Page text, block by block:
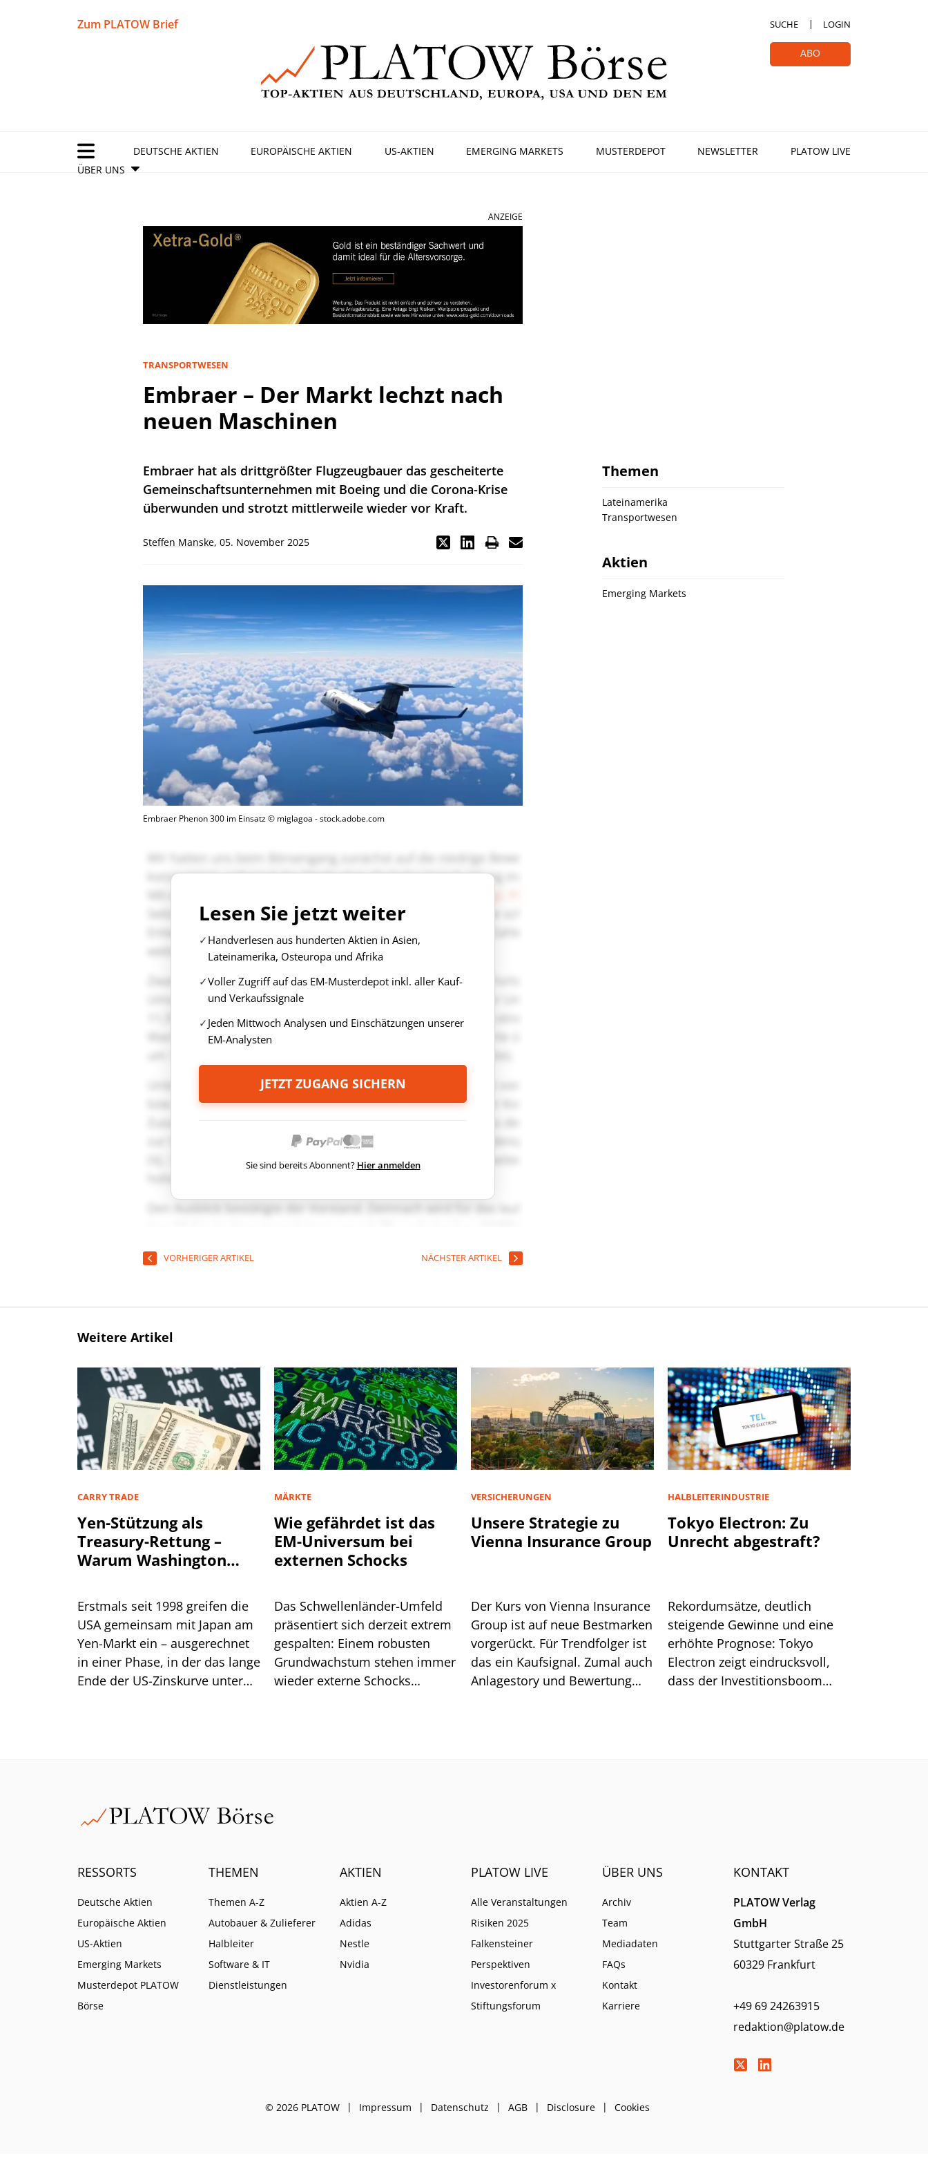
Zum PLATOW Brief SUCHE LOGIN
ABO
DEUTSCHE AKTIEN EUROPÄISCHE AKTIEN US-AKTIEN EMERGING MARKETS MUSTERDEPOT NEWSLETTER
PLATOW LIVE
ÜBER UNS
ANZEIGE
TRANSPORTWESEN
Embraer – Der Markt lechzt nach
neuen Maschinen
Embraer hat als drittgrößter Flugzeugbauer das gescheiterte
Gemeinschaftsunternehmen mit Boeing und die Corona-Krise
überwunden und strotzt mittlerweile wieder vor Kraft.
Steffen Manske, 05. November 2025
Embraer Phenon 300 im Einsatz © miglagoa - stock.adobe.com
Lesen Sie jetzt weiter
Handverlesen aus hunderten Aktien in Asien,
Lateinamerika, Osteuropa und Afrika
Voller Zugriff auf das EM-Musterdepot inkl. aller Kauf-
und Verkaufssignale
Jeden Mittwoch Analysen und Einschätzungen unserer
EM-Analysten
JETZT ZUGANG SICHERN
Sie sind bereits Abonnent? Hier anmelden
VORHERIGER ARTIKEL NÄCHSTER ARTIKEL
Themen
Lateinamerika
Transportwesen
Aktien
Emerging Markets
Weitere Artikel
CARRY TRADE
Yen-Stützung als
Treasury-Rettung –
Warum Washington
will
Erstmals seit 1998 greifen die
USA gemeinsam mit Japan am
Yen-Markt ein – ausgerechnet
in einer Phase, in der das lange
Ende der US-Zinskurve unter
MÄRKTE
Wie gefährdet ist das
EM-Universum bei
externen Schocks
Das Schwellenländer-Umfeld
präsentiert sich derzeit extrem
gespalten: Einem robusten
Grundwachstum stehen immer
wieder externe Schocks
VERSICHERUNGEN
Unsere Strategie zu
Vienna Insurance Group
Der Kurs von Vienna Insurance
Group ist auf neue Bestmarken
vorgerückt. Für Trendfolger ist
das ein Kaufsignal. Zumal auch
Anlagestory und Bewertung
HALBLEITERINDUSTRIE
Tokyo Electron: Zu
Unrecht abgestraft?
Rekordumsätze, deutlich
steigende Gewinne und eine
erhöhte Prognose: Tokyo
Electron zeigt eindrucksvoll,
dass der Investitionsboom
RESSORTS
Deutsche Aktien
Europäische Aktien
US-Aktien
Emerging Markets
Musterdepot PLATOW
Börse
THEMEN
Themen A-Z
Autobauer & Zulieferer
Halbleiter
Software & IT
Dienstleistungen
AKTIEN
Aktien A-Z
Adidas
Nestle
Nvidia
PLATOW LIVE
Alle Veranstaltungen
Risiken 2025
Falkensteiner
Perspektiven
Investorenforum x
Stiftungsforum
ÜBER UNS
Archiv
Team
Mediadaten
FAQs
Kontakt
Karriere
KONTAKT
PLATOW Verlag
GmbH
Stuttgarter Straße 25
60329 Frankfurt
+49 69 24263915
redaktion@platow.de
© 2026 PLATOW Impressum Datenschutz AGB Disclosure Cookies